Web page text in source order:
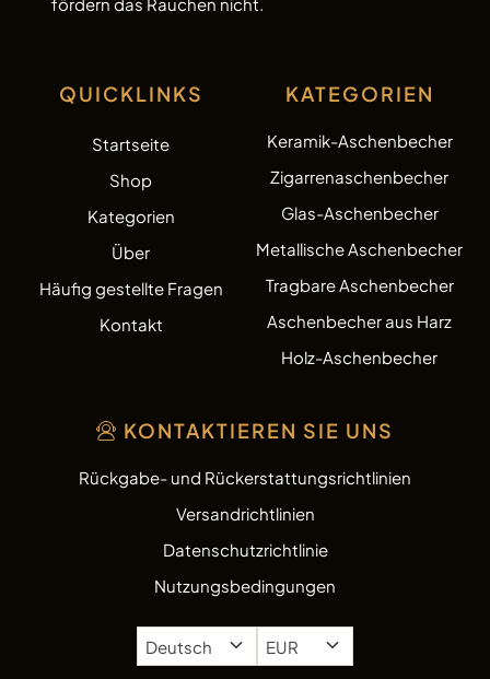
QUICKLINKS
Startseite
Shop
Kategorien
Über
Häufig gestellte Fragen
Kontakt
KATEGORIEN
Keramik-Aschenbecher
Zigarrenaschenbecher
Glas-Aschenbecher
Metallische Aschenbecher
Tragbare Aschenbecher
Aschenbecher aus Harz
Holz-Aschenbecher
KONTAKTIEREN SIE UNS
Rückgabe- und Rückerstattungsrichtlinien
Versandrichtlinien
Datenschutzrichtlinie
Nutzungsbedingungen